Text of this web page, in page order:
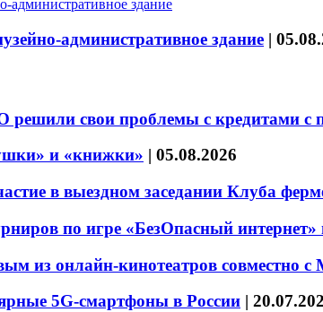
административное здание |
решили свои проблемы с кредитами
и «книжки» | 05.08.2026
в выездном заседании Клуба
по игре «БезОпасный
из онлайн-кинотеатров совместно
5G-смартфоны в России |